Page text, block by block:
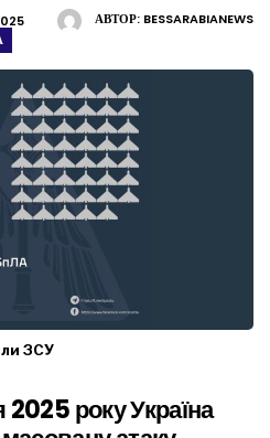
АВТОР: BESSARABIANEWS
ЗСУ
2025 року Україна